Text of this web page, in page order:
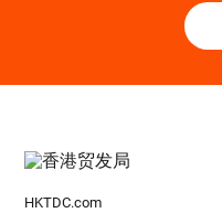
HKTDC.com